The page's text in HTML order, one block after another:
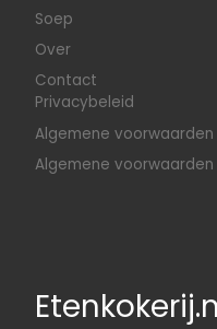
Soep
Over
Contact
Privacybeleid
Algemene
Algemene